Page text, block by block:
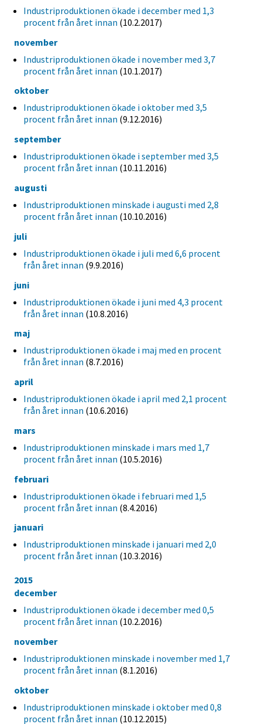
Industriproduktionen ökade i december med 1,3
procent från året innan (10.2.2017)
november
Industriproduktionen ökade i november med 3,7
procent från året innan (10.1.2017)
oktober
Industriproduktionen ökade i oktober med 3,5
procent från året innan (9.12.2016)
september
Industriproduktionen ökade i september med 3,5
procent från året innan (10.11.2016)
augusti
Industriproduktionen minskade i augusti med 2,8
procent från året innan (10.10.2016)
juli
Industriproduktionen ökade i juli med 6,6 procent
från året innan (9.9.2016)
juni
Industriproduktionen ökade i juni med 4,3 procent
från året innan (10.8.2016)
maj
Industriproduktionen ökade i maj med en procent
från året innan (8.7.2016)
april
Industriproduktionen ökade i april med 2,1 procent
från året innan (10.6.2016)
mars
Industriproduktionen minskade i mars med 1,7
procent från året innan (10.5.2016)
februari
Industriproduktionen ökade i februari med 1,5
procent från året innan (8.4.2016)
januari
Industriproduktionen minskade i januari med 2,0
procent från året innan (10.3.2016)
2015
december
Industriproduktionen ökade i december med 0,5
procent från året innan (10.2.2016)
november
Industriproduktionen minskade i november med 1,7
procent från året innan (8.1.2016)
oktober
Industriproduktionen minskade i oktober med 0,8
procent från året innan (10.12.2015)